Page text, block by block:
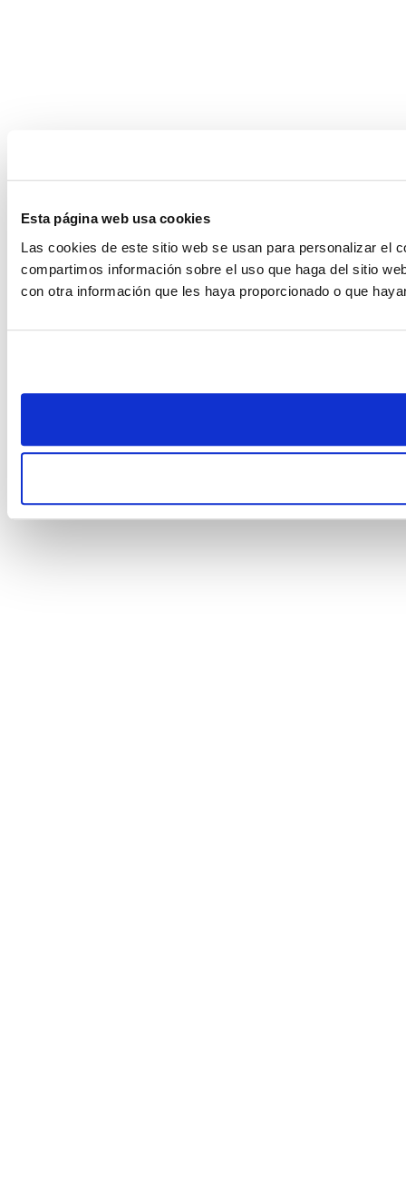
Esta página web usa cookies
Las cookies de este sitio web se usan para personalizar el
compartimos información sobre el uso que haga del sitio
con otra información que les haya proporcionado o que